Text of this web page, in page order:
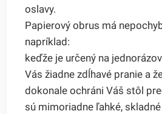
oslavy.
Papierový obrus má
napríklad:
keďže je určený na
Vás žiadne zdĺhavé pranie a
dokonale ochráni Váš stôl
sú mimoriadne ľahké,